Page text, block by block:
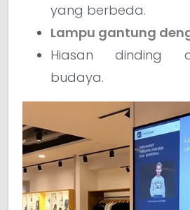
yang berbeda.
Lampu gantung
Hiasan dinding
budaya.